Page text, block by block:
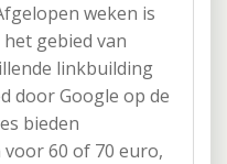
weken is
gebied van
linkbuilding
door Google op de
bieden
60 of 70 euro,